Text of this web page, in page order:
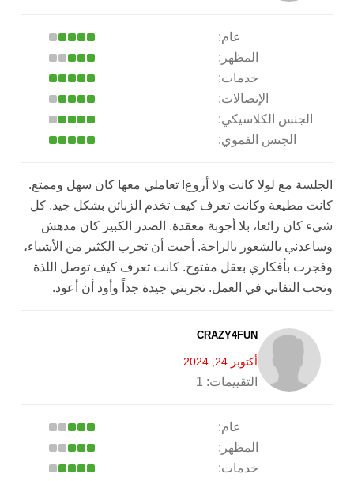
عام:
المظهر:
خدمات:
الإتصالات:
الجنس الكلاسيكي:
الجنس الفموي:
الجلسة مع لولا كانت ولا أروع! تعاملي معها كان سهل وممتع.
كانت مطيعة وكانت تعرف كيف تخدم الزبائن بشكل جيد. كل
شيء كان رائعا، بلا أجوبة معقدة. الصدر الكبير كان مدهش
وساعدني بالشعور بالراحة. أحبت أن تجرب الكثير من الأشياء،
وفجرت بأفكاري بعقل مفتوح. كانت تعرف كيف توصل اللذة
وتحب التفاني في العمل. تجربتي جيدة جداً وأود أن أعود.
CRAZY4FUN
أكتوبر 24, 2024
التقييمات: 1
عام:
المظهر:
خدمات: